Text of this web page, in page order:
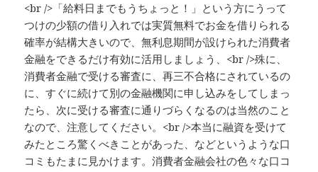
<br />「給料日までもうちょっと！」という方にうって
つけの少額の借り入れでは実質無料でお金を借りられる
確率が結構大きいので、無利息期間が設けられた消費者
金融をできるだけ有効に活用しましょう、<br />殊に、
消費者金融で受ける審査に、再三不合格にされているの
に、すぐに続けて別の金融機関に申し込みをしてしまっ
たら、次に受ける審査に通りづらくなるのは当然のこと
なので、注意してください。<br />本当に融資を受けて
みたところ驚くべきことがあった、などというような口
コミもたまに見かけます。消費者金融会社の色々な口コ